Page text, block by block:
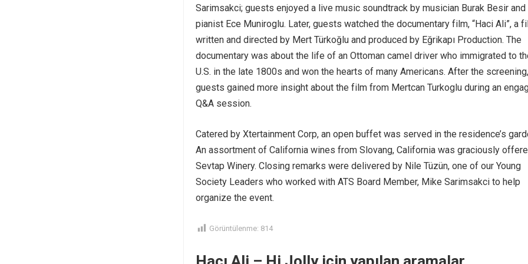
Sarimsakci; guests enjoyed a live music soundtrack by musician Burak Besir and
pianist Ece Muniroglu. Later, guests watched the documentary film, “Haci Ali”, a
written and directed by Mert Türkoğlu and produced by Eğrikapı Production. The
documentary was about the life of an Ottoman camel driver who immigrated to
U.S. in the late 1800s and won the hearts of many Americans. After the screening,
guests gained more insight about the film from Mertcan Turkoglu during an
Q&A session.
Catered by Xtertainment Corp, an open buffet was served in the residence’s
An assortment of California wines from Slovang, California was graciously
Sevtap Winery. Closing remarks were delivered by Nile Tüzün, one of our Young
Society Leaders who worked with ATS Board Member, Mike Sarimsakci to help
organize the event.
Görüntülenme: 814